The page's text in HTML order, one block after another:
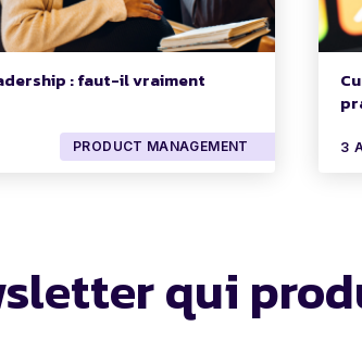
: faut-il vraiment
PRODUCT MANAGEMENT 3
qui